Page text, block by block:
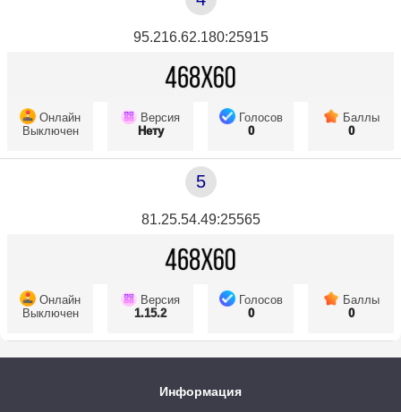
95.216.62.180:25915
Онлайн
Выключен
Версия
Нету
Голосов
0
Баллы
0
5
81.25.54.49:25565
Онлайн
Выключен
Версия
1.15.2
Голосов
0
Баллы
0
Информация